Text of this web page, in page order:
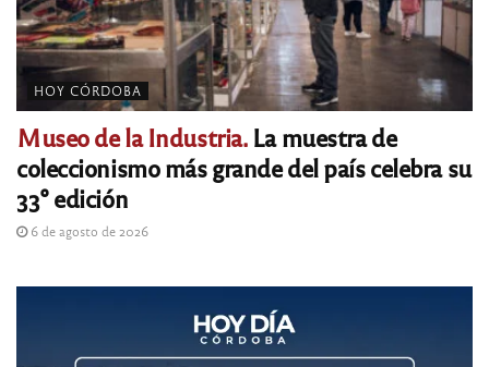
HOY CÓRDOBA
Museo de la Industria.La muestra de
coleccionismo más grande del país celebra su
33° edición
6 de agosto de 2026